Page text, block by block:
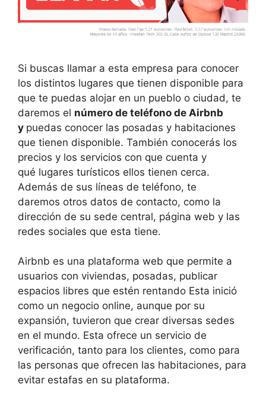
Si buscas llamar a esta empresa para conocer
los distintos lugares que tienen disponible para
que te puedas alojar en un pueblo o ciudad, te
daremos el número de teléfono de Airbnb
y puedas conocer las posadas y habitaciones
que tienen disponible. También conocerás los
precios y los servicios con que cuenta y
qué lugares turísticos ellos tienen cerca.
Además de sus líneas de teléfono, te
daremos otros datos de contacto, como la
dirección de su sede central, página web y las
redes sociales que esta tiene.
Airbnb es una plataforma web que permite a
usuarios con viviendas, posadas, publicar
espacios libres que estén rentando Esta inició
como un negocio online, aunque por su
expansión, tuvieron que crear diversas sedes
en el mundo. Esta ofrece un servicio de
verificación, tanto para los clientes, como para
las personas que ofrecen las habitaciones, para
evitar estafas en su plataforma.